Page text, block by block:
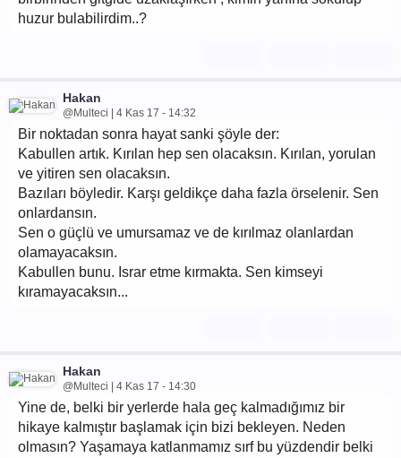
huzur bulabilirdim..?
Hakan
@Multeci | 4 Kas 17 - 14:32
Bir noktadan sonra hayat sanki şöyle der:
Kabullen artık. Kırılan hep sen olacaksın. Kırılan, yorulan
ve yitiren sen olacaksın.
Bazıları böyledir. Karşı geldikçe daha fazla örselenir. Sen
onlardansın.
Sen o güçlü ve umursamaz ve de kırılmaz olanlardan
olamayacaksın.
Kabullen bunu. Israr etme kırmakta. Sen kimseyi
kıramayacaksın...
Hakan
@Multeci | 4 Kas 17 - 14:30
Yine de, belki bir yerlerde hala geç kalmadığımız bir
hikaye kalmıştır başlamak için bizi bekleyen. Neden
olmasın? Yaşamaya katlanmamız sırf bu yüzdendir belki